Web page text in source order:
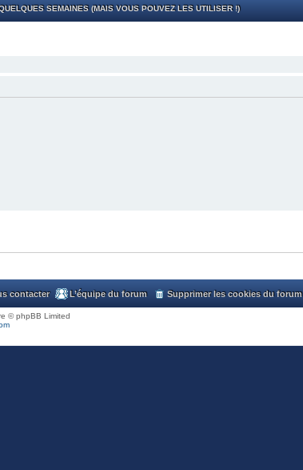
SEMAINES (MAIS VOUS POUVEZ LES UTILISER !)
Supprimer les cookies du forum
L’équipe du forum
contacter
© phpBB Limited